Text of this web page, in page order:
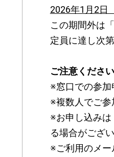
2026年1月2日
この期間外は
定員に達し次
ご注意ください
※窓口での参
※複数人でご
※お申し込み
る場合がござ
※ご利用のメ